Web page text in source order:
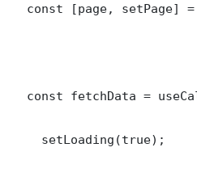
const [page, setPage]
const fetchData =
    setLoading(true);